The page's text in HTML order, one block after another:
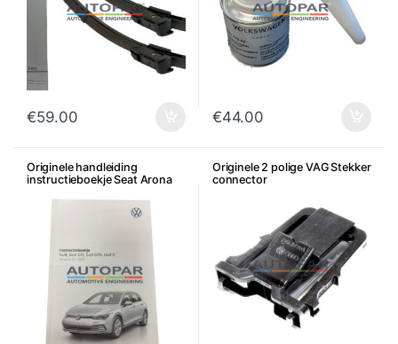
€59.00 €44.00
Originele handleiding
instructieboekje Seat Arona
Originele 2 polige VAG Stekker
connector